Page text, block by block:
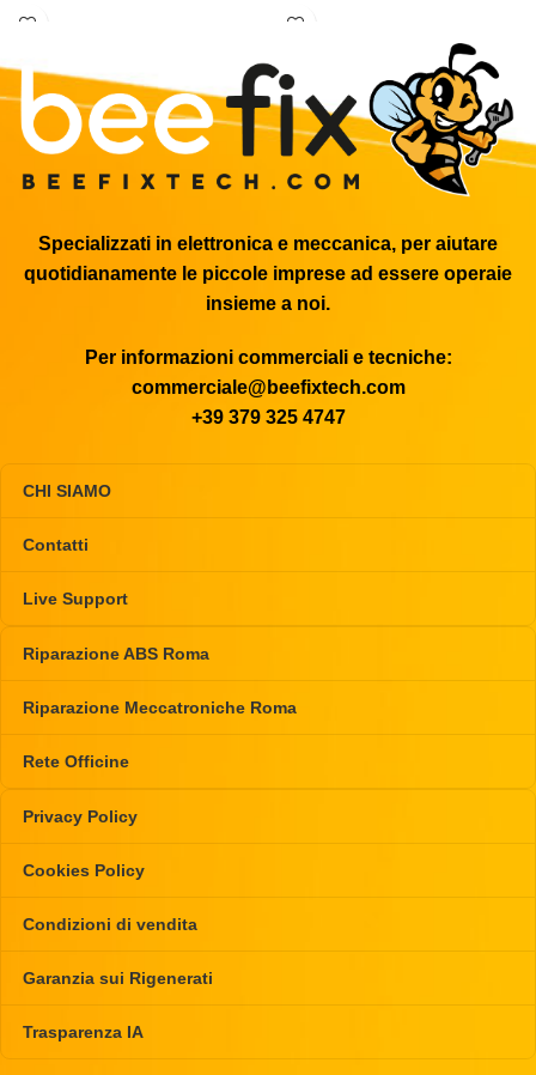
la rigenerazione, revisione
la rigenerazione, revisione
Specializzati in elettronica e meccanica, per aiutare
quotidianamente le piccole imprese ad essere operaie
insieme a noi.
Per informazioni commerciali e tecniche:
commerciale@beefixtech.com
+39 379 325 4747
CHI SIAMO
Contatti
Live Support
Riparazione ABS Roma
Riparazione Meccatroniche Roma
Rete Officine
Privacy Policy
Cookies Policy
Condizioni di vendita
Garanzia sui Rigenerati
Trasparenza IA